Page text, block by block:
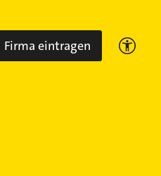
Firma eintragen